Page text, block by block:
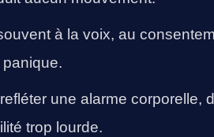
à la voix, au
panique.
une alarme corporelle,
trop lourde.